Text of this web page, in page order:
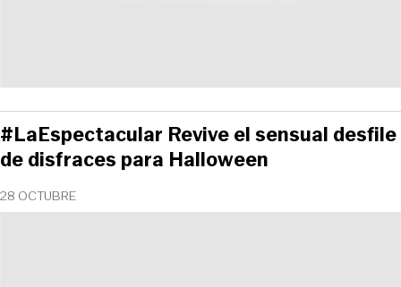
28 OCTUBRE
#LaEspectacular Revive el sensual desfile
de disfraces para Halloween